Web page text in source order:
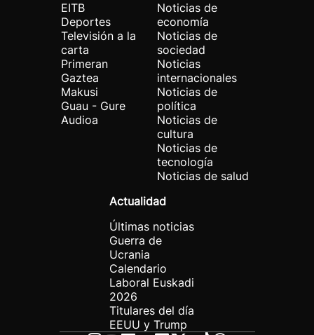
EITB
Deportes
Televisión a la
carta
Primeran
Gaztea
Makusi
Guau - Gure
Audioa
Noticias de
economía
Noticias de
sociedad
Noticias
internacionales
Noticias de
política
Noticias de
cultura
Noticias de
tecnología
Noticias de salud
Actualidad
Últimas noticias
Guerra de
Ucrania
Calendario
Laboral Euskadi
2026
Titulares del día
EEUU y Trump